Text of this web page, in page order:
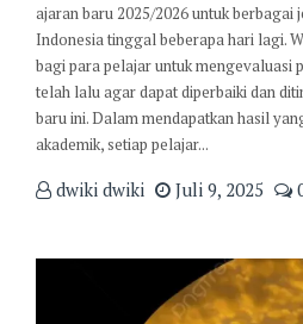
ajaran baru 2025/2026 untuk berbagai
Indonesia tinggal beberapa hari lagi.
bagi para pelajar untuk mengevaluasi
telah lalu agar dapat diperbaiki dan
baru ini. Dalam mendapatkan hasil
akademik, setiap pelajar...
dwiki dwiki Juli 9, 2025